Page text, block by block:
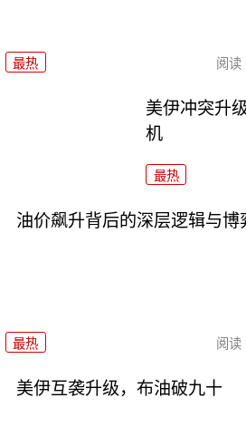
最热 阅读
美伊冲突升
机
最热
油价飙升背后的深层逻辑与博
最热 阅读
美伊互袭升级，布油破九十